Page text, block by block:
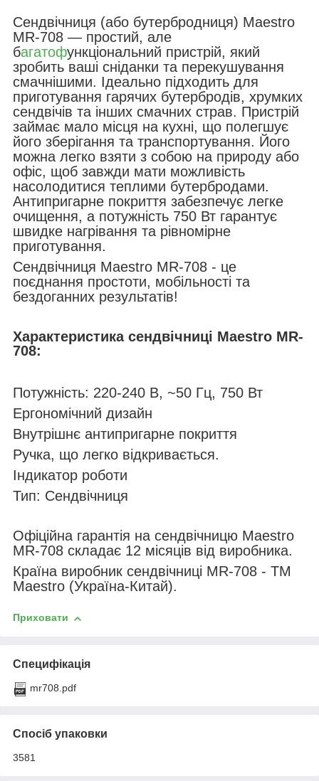
Сендвічниця (або бутербродниця) Maestro
MR-708 — простий, але
багатофункціональний пристрій, який
зробить ваші сніданки та перекушування
смачнішими. Ідеально підходить для
приготування гарячих бутербродів, хрумких
сендвічів та інших смачних страв. Пристрій
займає мало місця на кухні, що полегшує
його зберігання та транспортування. Його
можна легко взяти з собою на природу або
офіс, щоб завжди мати можливість
насолодитися теплими бутербродами.
Антипригарне покриття забезпечує легке
очищення, а потужність 750 Вт гарантує
швидке нагрівання та рівномірне
приготування.
Сендвічниця Maestro MR-708 - це
поєднання простоти, мобільності та
бездоганних результатів!
Характеристика сендвічниці Maestro MR-
708:
Потужність: 220-240 В, ~50 Гц, 750 Вт
Ергономічний дизайн
Внутрішнє антипригарне покриття
Ручка, що легко відкривається.
Індикатор роботи
Тип: Сендвічниця
Офіційна гарантія на сендвічницю Maestro
MR-708 складає 12 місяців від виробника.
Країна виробник сендвічниці MR-708 - ТМ
Maestro (Україна-Китай).
Приховати
Специфікація
mr708.pdf
Спосіб упаковки
3581